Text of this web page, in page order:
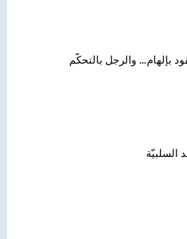
بإلهام… والرجل بالتحكّم
السلبيّة